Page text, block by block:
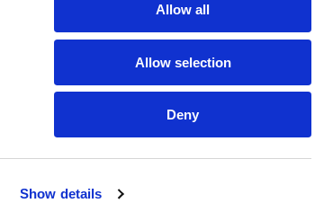
Show details
Allow all
Allow selection
Deny
KLANTBEOORDELINGEN